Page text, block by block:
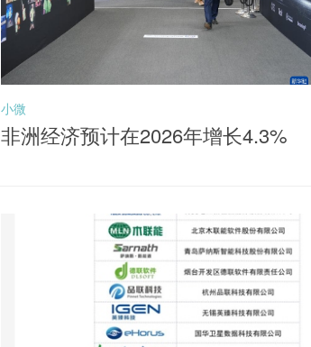
小微
非洲经济预计在2026年增长4.3%